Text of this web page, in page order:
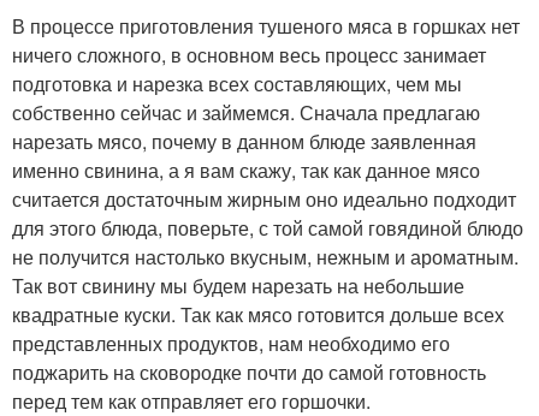
В процессе приготовления тушеного мяса в горшках нет
ничего сложного, в основном весь процесс занимает
подготовка и нарезка всех составляющих, чем мы
собственно сейчас и займемся. Сначала предлагаю
нарезать мясо, почему в данном блюде заявленная
именно свинина, а я вам скажу, так как данное мясо
считается достаточным жирным оно идеально подходит
для этого блюда, поверьте, с той самой говядиной блюдо
не получится настолько вкусным, нежным и ароматным.
Так вот свинину мы будем нарезать на небольшие
квадратные куски. Так как мясо готовится дольше всех
представленных продуктов, нам необходимо его
поджарить на сковородке почти до самой готовность
перед тем как отправляет его горшочки.